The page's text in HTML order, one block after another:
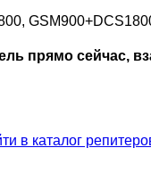
прямо сейчас,
в каталог